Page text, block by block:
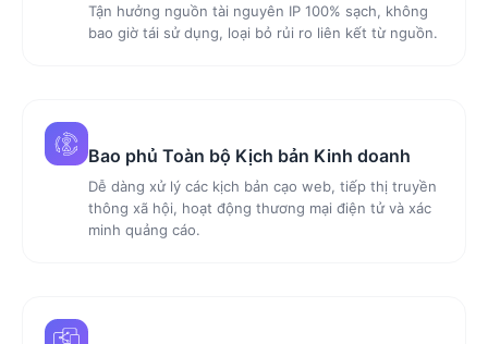
Tận hưởng nguồn tài nguyên IP 100% sạch, không
bao giờ tái sử dụng, loại bỏ rủi ro liên kết từ nguồn.
Bao phủ Toàn bộ Kịch bản Kinh doanh
Dễ dàng xử lý các kịch bản cạo web, tiếp thị truyền
thông xã hội, hoạt động thương mại điện tử và xác
minh quảng cáo.